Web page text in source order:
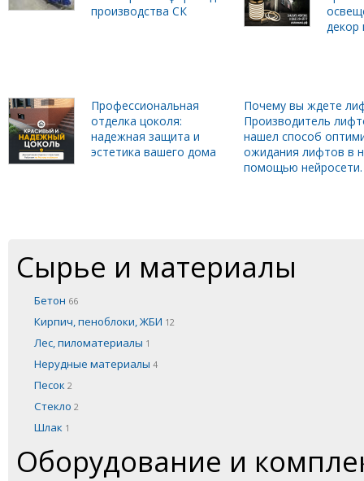
производства СК
декор
Профессиональная
отделка цоколя:
надежная защита и
эстетика вашего дома
Почему вы ждете
Производитель
нашел способ
ожидания лифтов в
помощью нейросети.
Сырье и материалы
Бетон 66
Кирпич, пеноблоки, ЖБИ 12
Лес, пиломатериалы 1
Нерудные материалы 4
Песок 2
Стекло 2
Шлак 1
Оборудование и